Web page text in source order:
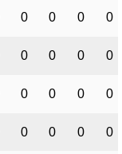
0 0 0 0
0 0 0 0
0 0 0 0
0 0 0 0